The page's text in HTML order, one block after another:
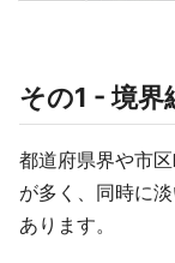
その1 - 境界
都道府県界や市
が多く、同時に
あります。